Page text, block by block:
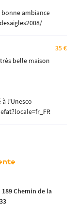
Rejoignez-
ambiance
35 €
belle maison
à l'Unesco
189 Chemin de la